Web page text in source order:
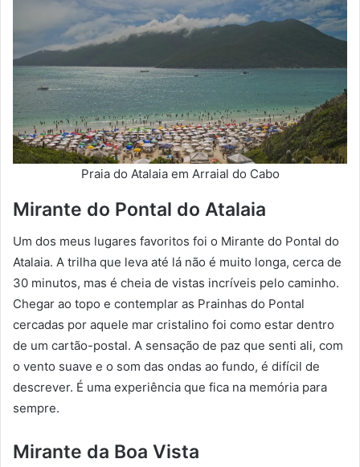
Praia do Atalaia em Arraial do Cabo
Mirante do Pontal do Atalaia
Um dos meus lugares favoritos foi o Mirante do Pontal do
Atalaia. A trilha que leva até lá não é muito longa, cerca de
30 minutos, mas é cheia de vistas incríveis pelo caminho.
Chegar ao topo e contemplar as Prainhas do Pontal
cercadas por aquele mar cristalino foi como estar dentro
de um cartão-postal. A sensação de paz que senti ali, com
o vento suave e o som das ondas ao fundo, é difícil de
descrever. É uma experiência que fica na memória para
sempre.
Mirante da Boa Vista